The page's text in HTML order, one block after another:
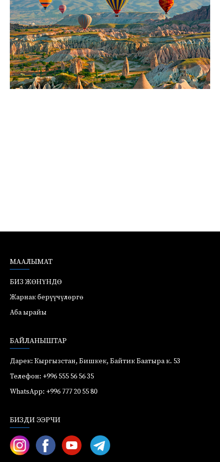
МААЛЫМАТ
БИЗ ЖӨНҮНДӨ
Жарнак берүүчүлөргө
Аба ырайы
БАЙЛАНЫШТАР
Дарек: Кыргызстан, Бишкек, Байтик Баатыра к. 53
Телефон: +996 555 56 56 35
WhatsApp: +996 777 20 55 80
БИЗДИ ЭЭРЧИ